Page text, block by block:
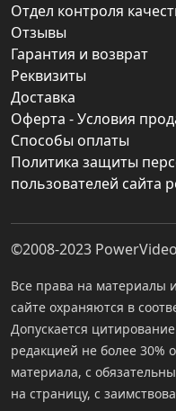
Отдел контроля
Отзывы
Гарантия и возврат
Реквизиты
Доставка
Оферта - Условия
Способы оплаты
Политика защиты
пользователей сайта
©2008-2023 PowerVideo
Все права на материалы
сайте охраняются в
Допускается
редакцией не более 30%
материала, с
на страницу, с